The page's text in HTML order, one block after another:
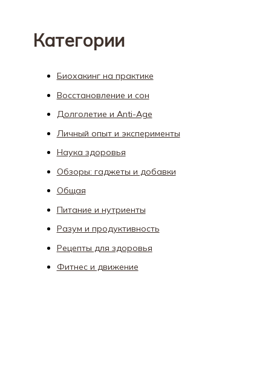
Категории
Биохакинг на практике
Восстановление и сон
Долголетие и Anti-Age
Личный опыт и эксперименты
Наука здоровья
Обзоры: гаджеты и добавки
Общая
Питание и нутриенты
Разум и продуктивность
Рецепты для здоровья
Фитнес и движение